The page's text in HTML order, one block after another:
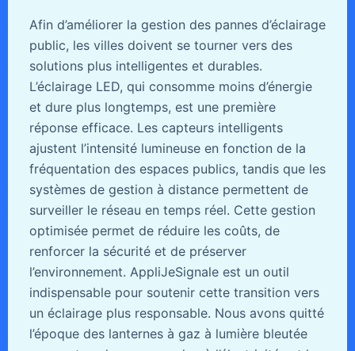
Afin d’améliorer la gestion des pannes d’éclairage
public, les villes doivent se tourner vers des
solutions plus intelligentes et durables.
L’éclairage LED, qui consomme moins d’énergie
et dure plus longtemps, est une première
réponse efficace. Les capteurs intelligents
ajustent l’intensité lumineuse en fonction de la
fréquentation des espaces publics, tandis que les
systèmes de gestion à distance permettent de
surveiller le réseau en temps réel. Cette gestion
optimisée permet de réduire les coûts, de
renforcer la sécurité et de préserver
l’environnement. AppliJeSignale est un outil
indispensable pour soutenir cette transition vers
un éclairage plus responsable. Nous avons quitté
l’époque des lanternes à gaz à lumière bleutée